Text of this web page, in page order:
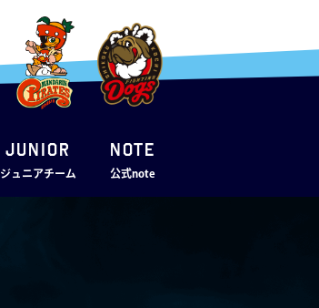
JUNIOR
ジュニアチーム
note
公式note